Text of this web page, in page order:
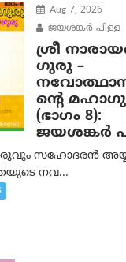
Aug 7, 2026
ജയശങ്കര്‍ പിള്ള
ശ്രീ
ഗുരു –
ന്റെ
(ഭാഗം 8):
ജയശങ്കര്‍
സഹോദരൻ
നവ...